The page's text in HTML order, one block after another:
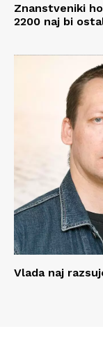
Znanstveniki
2200 naj bi
Vlada naj